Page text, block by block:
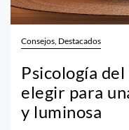
Consejos, Destacados
Psicología
elegir para
y luminosa